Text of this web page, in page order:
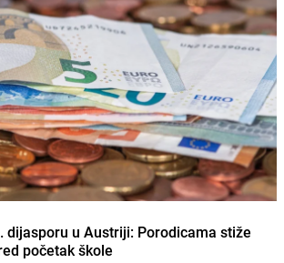
dijasporu u Austriji: Porodicama stiže
početak škole